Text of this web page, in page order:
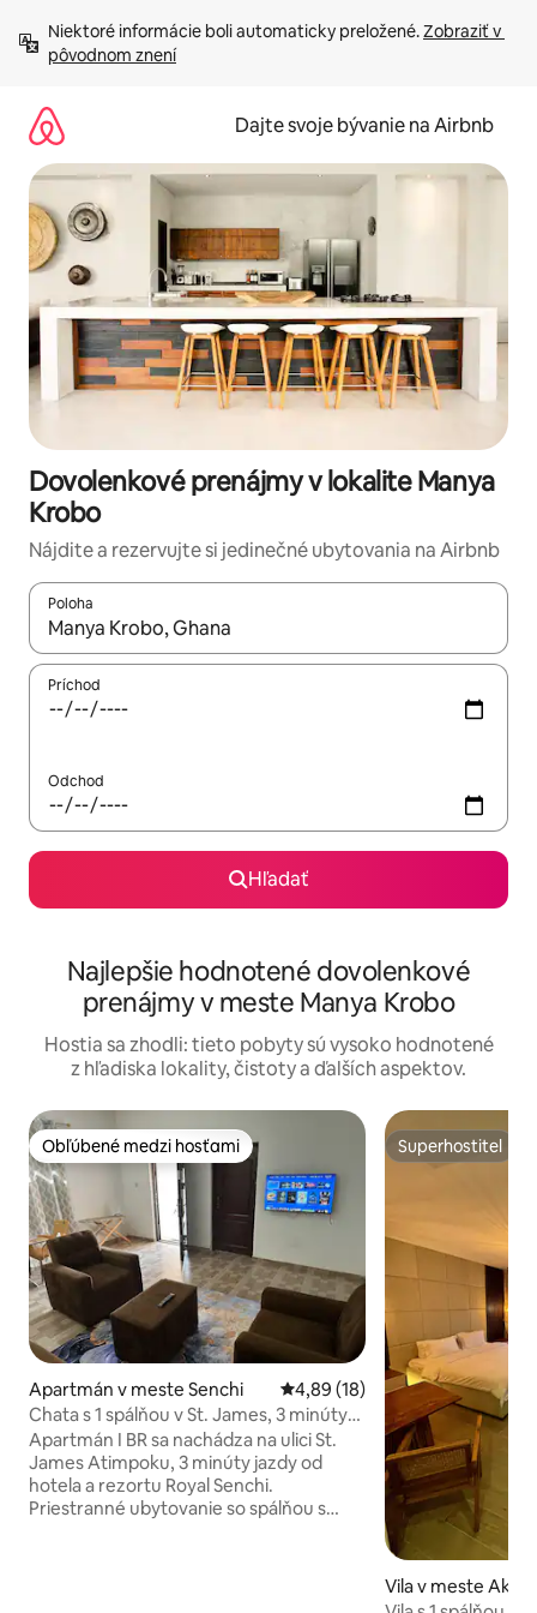
obsah.
Niektoré informácie boli automaticky preložené. Zobraziť v
pôvodnom znení
Dajte svoje bývanie na Airbnb
Dovolenkové prenájmy v lokalite Manya
Krobo
Nájdite a rezervujte si jedinečné ubytovania na Airbnb
Poloha
Keď budú výsledky k dispozícii, môžete si ich prechádzať
Príchod
Odchod
Hľadať
Najlepšie hodnotené dovolenkové
prenájmy v meste Manya Krobo
Hostia sa zhodli: tieto pobyty sú vysoko hodnotené
z hľadiska lokality, čistoty a ďalších aspektov.
Obľúbené medzi hosťami
Obľúbené medzi hosťami
Apartmán v meste Senchi Priemerné ohodnotenie 4,89
4,89 (18)
Chata s 1 spálňou v St. James, 3 minúty
od Royal Senchi
Apartmán I BR sa nachádza na ulici St.
James Atimpoku, 3 minúty jazdy od
hotela a rezortu Royal Senchi.
Priestranné ubytovanie so spálňou s
Superhostiteľ
Superhostiteľ
Vila v meste